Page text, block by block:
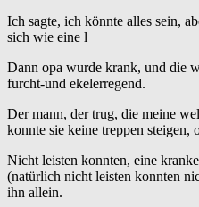
Ich sagte, ich könnte alles sein,
sich wie eine l
Dann opa wurde krank, und die
furcht-und ekelerregend.
Der mann, der trug, die meine
konnte sie keine treppen steigen,
Nicht leisten konnten, eine
(natürlich nicht leisten konnten
ihn allein.